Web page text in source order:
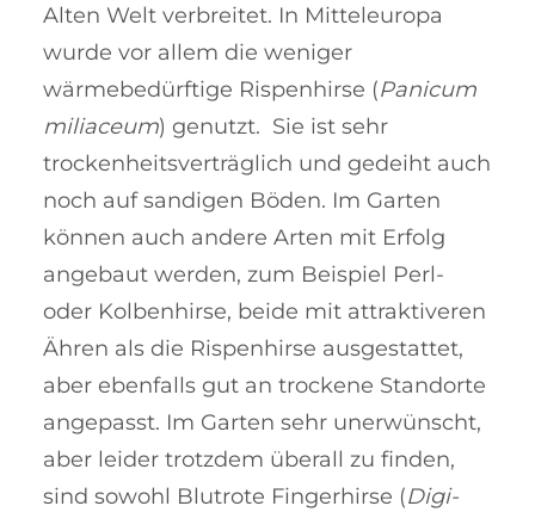
Alten Welt verbreitet. In Mittel­europa
wurde vor allem die we­­­­niger
wärmebedürftige Rispen­hir­se (Pani­cum
miliaceum) genutzt. Sie ist sehr
trockenheitsverträglich und ge­deiht auch
noch auf sandigen Böden. Im Garten
können auch andere Ar­ten mit Erfolg
angebaut werden, zum Bei­spiel Perl-
oder Kolbenhirse, beide mit attraktiveren
Ähren als die Ris­pen­hir­se ausgestattet,
aber ebenfalls gut an trockene Standorte
ange­passt. Im Gar­ten sehr unerwünscht,
aber leider trotzdem überall zu finden,
sind so­wohl Blutrote Fingerhirse (Digi­